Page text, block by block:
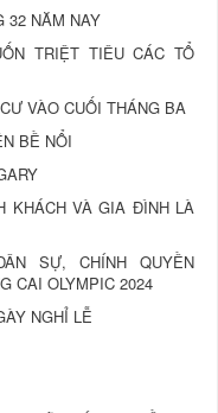
32 NĂM NAY
TRIỆT TIÊU CÁC TỔ
VÀO CUỐI THÁNG BA
BỀ NỔI
KHÁCH VÀ GIA ĐÌNH LÀ
SỰ, CHÍNH QUYỀN
CAI OLYMPIC 2024
NGHỈ LỄ